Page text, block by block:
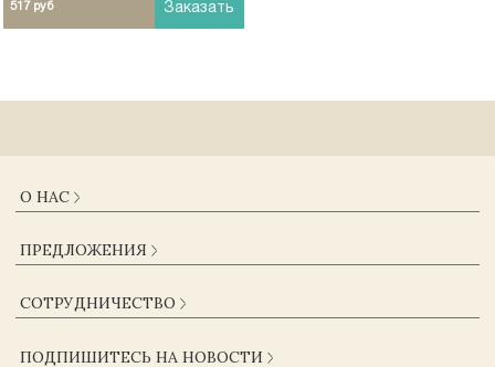
517 руб Заказать
О НАС
ДОСТАВКА И ОПЛАТА
ЖУРНАЛ
ПРЕДЛОЖЕНИЯ
СОТРУДНИЧЕСТВО
ПОСТАВЩИКАМ
ПОДПИШИТЕСЬ НА НОВОСТИ